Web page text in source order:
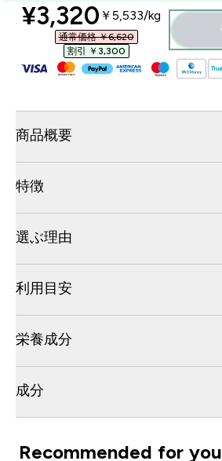
discounted price
¥3,320‎ ￥5,533‎/kg
通常価格 ￥6,620‎
割引 ￥3,300‎
商品概要
特徴
選ぶ理由
利用目安
栄養成分
成分
Recommended for you